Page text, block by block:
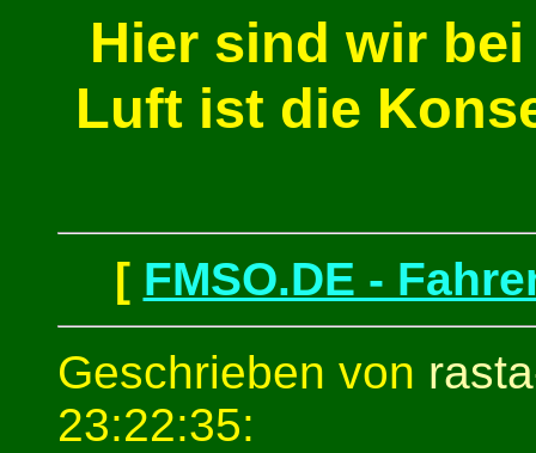
Hier sind wir
Luft ist die
[ FMSO.DE -
Geschrieben von
23:22:35: